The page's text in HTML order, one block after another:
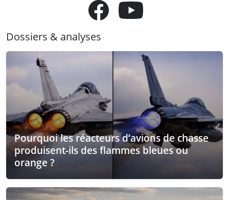
Dossiers & analyses
Pourquoi les réacteurs d’avions de chasse
produisent-ils des flammes bleues ou
orange ?